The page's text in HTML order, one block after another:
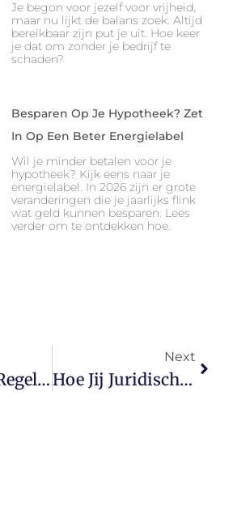
Je begon voor jezelf voor vrijheid,
maar nu lijkt de balans zoek. Altijd
bereikbaar zijn put je uit. Hoe keer
je dat om zonder je bedrijf te
schaden?
Besparen Op Je Hypotheek? Zet
In Op Een Beter Energielabel
Wil je minder betalen voor je
hypotheek? Kijk eens naar je
energielabel. In 2026 zijn er grote
veranderingen die je jaarlijks flink
wat geld kunnen besparen. Lees
verder om te ontdekken hoe.
Waarom Je Regelmatig Moet Checken Of Je Verzekeringen Nog Kloppen
Next
Hoe Jij Juridische Risico’s Als Ondernemer Kunt Herkennen En Voorkomen